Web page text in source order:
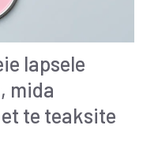
lapsele
mida
te teaksite